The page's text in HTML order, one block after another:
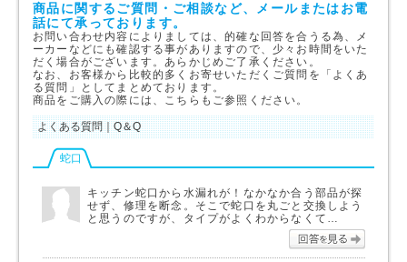
商品に関するご質問・ご相談など、メールまたはお電
話にて承っております。
お問い合わせ内容によりましては、的確な回答を合うる為、メ
ーカーなどにも確認する事がありますので、少々お時間をいた
だく場合がございます。あらかじめご了承ください。
なお、お客様から比較的多くお寄せいただくご質問を「よくあ
る質問」としてまとめております。
商品をご購入の際には、こちらもご参照ください。
よくある質問｜Q＆Q
蛇口
キッチン蛇口から水漏れが！なかなか合う部品が探
せず、修理を断念。そこで蛇口を丸ごと交換しよう
と思うのですが、タイプがよくわからなくて…